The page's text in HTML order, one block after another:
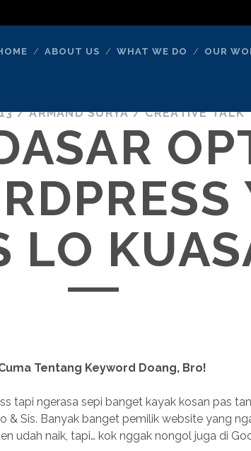
ABOUT US WHAT WE DO OUR
/ARMAND SURYA /CREATIVE TALK
LO
Tentang Keyword Doang, Bro!
tapi ngerasa sepi banget kayak kosan pas
& Sis. Banyak banget pemilik website yang
udah naik, tapi… kok nggak nongol juga di